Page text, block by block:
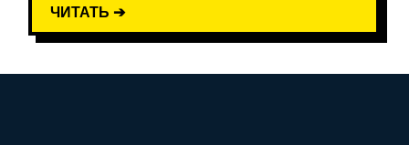
ЧИТАТЬ ➔